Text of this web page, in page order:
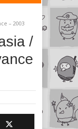
– 2003
/